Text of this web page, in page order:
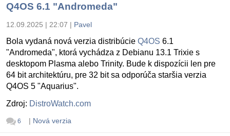
Q4OS 6.1 "Andromeda"
12.09.2025 | 22:07 | Pavel
Bola vydaná nová verzia distribúcie Q4OS 6.1
"Andromeda", ktorá vychádza z Debianu 13.1 Trixie s
desktopom Plasma alebo Trinity. Bude k dispozícii len pre
64 bit architektúru, pre 32 bit sa odporúča staršia verzia
Q4OS 5 "Aquarius".
Zdroj: DistroWatch.com
6 | Nová verzia